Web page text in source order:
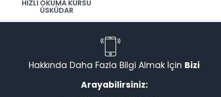
HIZLI OKUMA KURSU
ÜSKÜDAR
Hakkında Daha Fazla Bilgi Almak İçin Bizi
Arayabilirsiniz: